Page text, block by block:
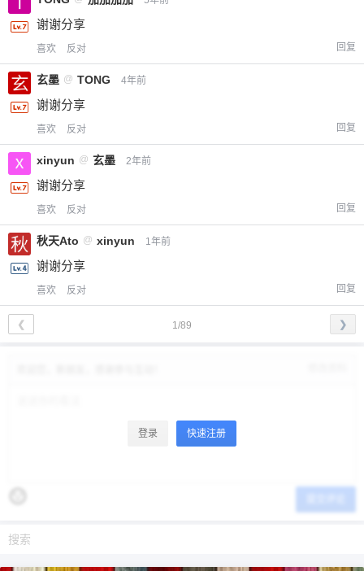
谢谢分享
喜欢 反对 回复
玄墨 @ TONG 4年前
谢谢分享
喜欢 反对 回复
xinyun @ 玄墨 2年前
谢谢分享
喜欢 反对 回复
秋天Ato @ xinyun 1年前
谢谢分享
喜欢 反对 回复
1/89
❮ ❯
登录 快速注册